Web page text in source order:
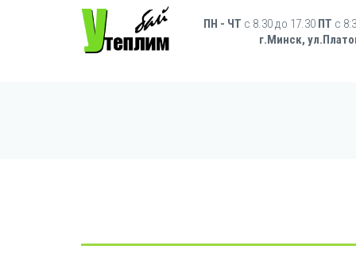
Перейти к основному содержанию
ПН - ЧТ с 8.30 до 17.30 ПТ c
г.Минск,
Форма поиска